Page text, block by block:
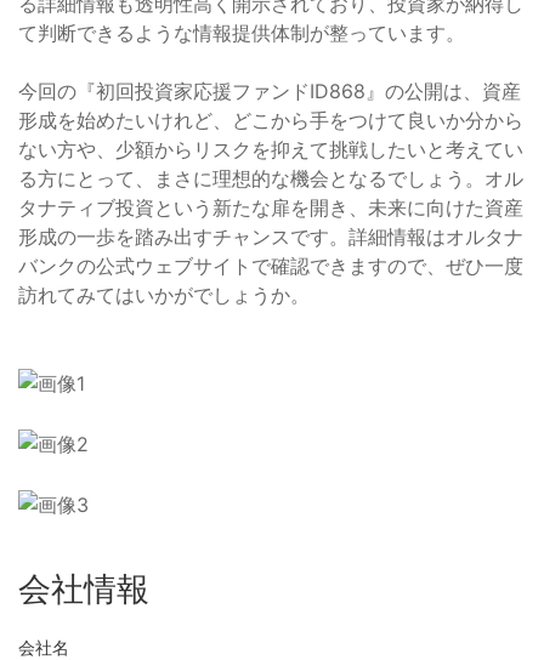
て判断できるような情報提供体制が整っています。
今回の『初回投資家応援ファンドID868』の公開は、資産
形成を始めたいけれど、どこから手をつけて良いか分から
ない方や、少額からリスクを抑えて挑戦したいと考えてい
る方にとって、まさに理想的な機会となるでしょう。オル
タナティブ投資という新たな扉を開き、未来に向けた資産
形成の一歩を踏み出すチャンスです。詳細情報はオルタナ
バンクの公式ウェブサイトで確認できますので、ぜひ一度
訪れてみてはいかがでしょうか。
会社情報
会社名